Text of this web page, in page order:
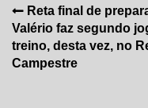
Navegação
de
Post
Reta final de
Valério faz segundo
treino, desta vez, no
Campestre